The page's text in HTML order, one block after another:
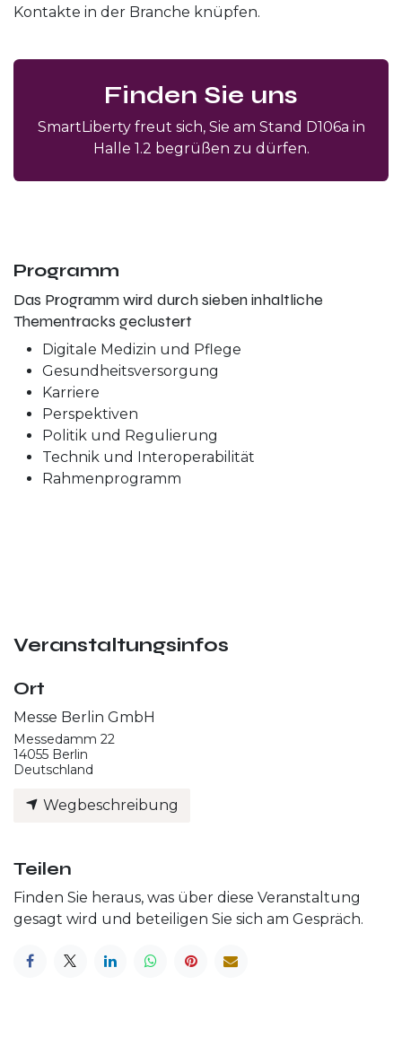
Kontakte in der Branche knüpfen.
Finden Sie uns
SmartLiberty freut sich, Sie am Stand D106a in
Halle 1.2 begrüßen zu dürfen.
Programm
Das Programm wird durch sieben inhaltliche
Thementracks geclustert
Digitale Medizin und Pflege
Gesundheitsversorgung
Karriere
Perspektiven
Politik und Regulierung
Technik und Interoperabilität
Rahmenprogramm
Veranstaltungsinfos
Ort
Messe Berlin GmbH
Messedamm 22
14055 Berlin
Deutschland
Wegbeschreibung
Teilen
Finden Sie heraus, was über diese Veranstaltung
gesagt wird und beteiligen Sie sich am Gespräch.